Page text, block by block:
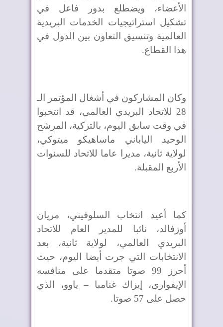
الأعضاء، ويضطلع بدور فاعل في
تشكيل استراتيجيات الخدمات البريدية
العالمية وتنسيق التعاون بين الدول في
هذا القطاع.
وكان المشاركون في أشغال المؤتمر الـ
28 للاتحاد البريدي العالمي، قد انتخبوا
في وقت سابق اليوم، بالتزكية، المرشح
الوحيد الياباني ماساهيكو ميتوكي،
لولاية ثانية، مديرا عاما للاتحاد للسنوات
الأربع المقبلة.
كما أعيد انتخاب السلوفيني، مريان
أوزفالد، نائبا للمدير العام للاتحاد
البريدي العالمي، لولاية ثانية، بعد
الانتخابات التي جرت أيضا اليوم، حيث
أحرز 99 صوتا متقدما على منافسه
الإيفواري، إيزاك غنامبا – ياوو، الذي
حصل على 57 صوتا.